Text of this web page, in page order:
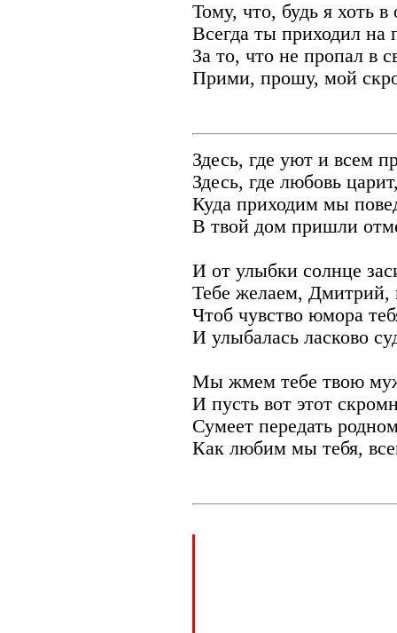
Тому, что, будь я хоть в
Всегда ты приходил
За то, что не пропал в
Прими, прошу, мой
Здесь, где уют и всем
Здесь, где любовь
Куда приходим мы
В твой дом пришли
И от улыбки солнце
Тебе желаем, Дмитрий,
Чтоб чувство юмора
И улыбалась ласково
Мы жмем тебе твою
И пусть вот этот
Сумеет передать
Как любим мы тебя,